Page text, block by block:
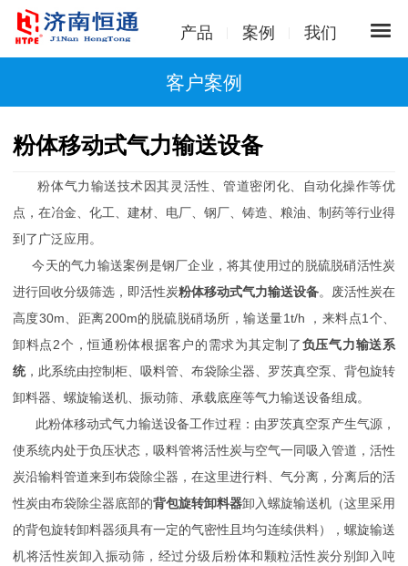
产品 案例 我们
客户案例
粉体移动式气力输送设备
粉体气力输送技术因其灵活性、管道密闭化、自动化操作等优
点，在冶金、化工、建材、电厂、钢厂、铸造、粮油、制药等行业得
到了广泛应用。
今天的气力输送案例是钢厂企业，将其使用过的脱硫脱硝活性炭
进行回收分级筛选，即活性炭粉体移动式气力输送设备。废活性炭在
高度30m、距离200m的脱硫脱硝场所，输送量1t/h ，来料点1个、
卸料点2个，恒通粉体根据客户的需求为其定制了负压气力输送系
统，此系统由控制柜、吸料管、布袋除尘器、罗茨真空泵、背包旋转
卸料器、螺旋输送机、振动筛、承载底座等气力输送设备组成。
此粉体移动式气力输送设备工作过程：由罗茨真空泵产生气源，
使系统内处于负压状态，吸料管将活性炭与空气一同吸入管道，活性
炭沿输料管道来到布袋除尘器，在这里进行料、气分离，分离后的活
性炭由布袋除尘器底部的背包旋转卸料器卸入螺旋输送机（这里采用
的背包旋转卸料器须具有一定的气密性且均匀连续供料），螺旋输送
机将活性炭卸入振动筛，经过分级后粉体和颗粒活性炭分别卸入吨